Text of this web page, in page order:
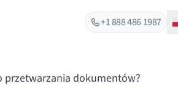
+1 888 486 1987
przetwarzania dokumentów?